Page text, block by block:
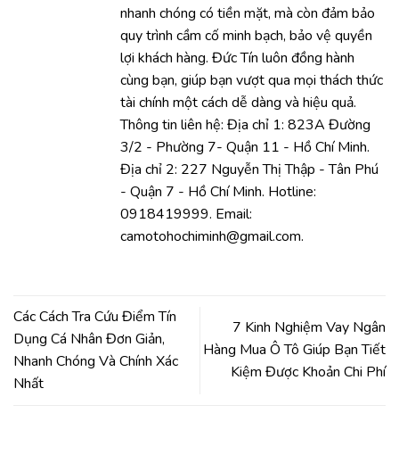
nhanh chóng có tiền mặt, mà còn đảm bảo
quy trình cầm cố minh bạch, bảo vệ quyền
lợi khách hàng. Đức Tín luôn đồng hành
cùng bạn, giúp bạn vượt qua mọi thách thức
tài chính một cách dễ dàng và hiệu quả.
Thông tin liên hệ: Địa chỉ 1: 823A Đường
3/2 - Phường 7- Quận 11 - Hồ Chí Minh.
Địa chỉ 2: 227 Nguyễn Thị Thập - Tân Phú
- Quận 7 - Hồ Chí Minh. Hotline:
0918419999. Email:
camotohochiminh@gmail.com.
Các Cách Tra Cứu Điểm Tín
Dụng Cá Nhân Đơn Giản,
Nhanh Chóng Và Chính Xác
Nhất
7 Kinh Nghiệm Vay Ngân
Hàng Mua Ô Tô Giúp Bạn Tiết
Kiệm Được Khoản Chi Phí